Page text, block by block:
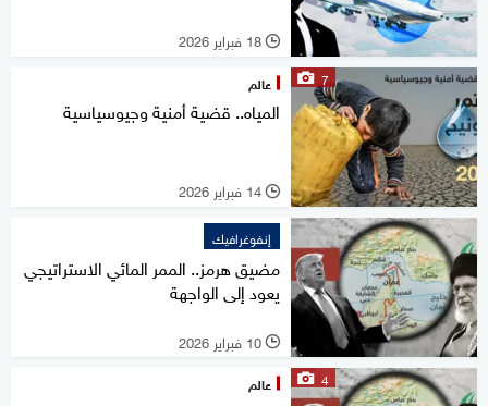
l 18 فبراير 2026
7 عالم
المياه.. قضية أمنية وجيوسياسية
l 14 فبراير 2026
إنفوغرافيك
مضيق هرمز.. الممر المائي الاستراتيجي
يعود إلى الواجهة
l 10 فبراير 2026
4 عالم